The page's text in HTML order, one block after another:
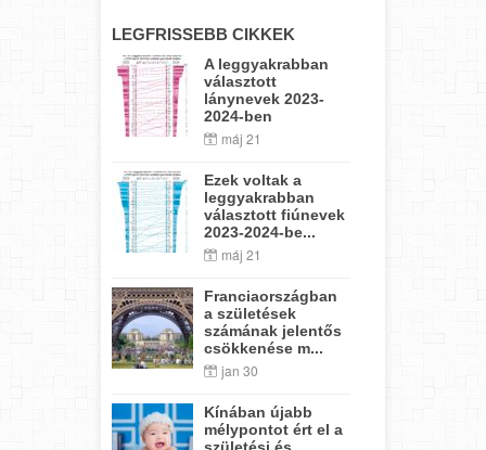
LEGFRISSEBB CIKKEK
A leggyakrabban
választott
lánynevek 2023-
2024-ben
máj 21
Ezek voltak a
leggyakrabban
választott fiúnevek
2023-2024-be...
máj 21
Franciaországban
a születések
számának jelentős
csökkenése m...
jan 30
Kínában újabb
mélypontot ért el a
születési és